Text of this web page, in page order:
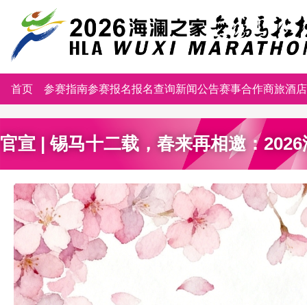
首页 参赛指南参赛报名报名查询新闻公告赛事合作商旅酒店